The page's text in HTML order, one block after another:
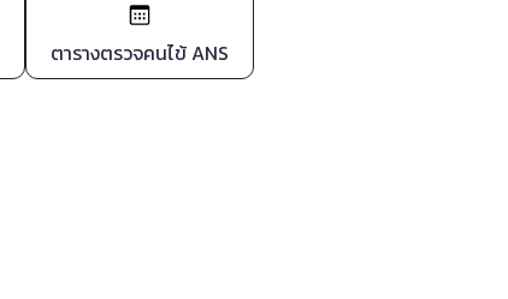
ตารางตรวจคนไข้ ANS